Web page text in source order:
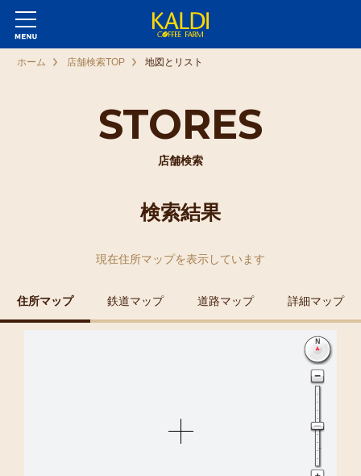
STORES
店舗検索
ホーム 店舗検索TOP 地図とリスト
検索結果
現在住所マップを表示しています
住所マップ 鉄道マップ 道路マップ 詳細マップ